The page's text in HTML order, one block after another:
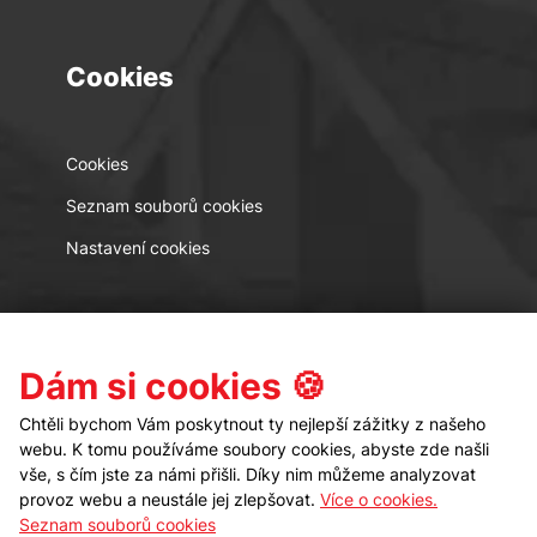
Cookies
Cookies
Seznam souborů cookies
Nastavení cookies
Kontakt Sledujte nás
Dám si cookies 🍪
Chtěli bychom Vám poskytnout ty nejlepší zážitky z našeho
webu. K tomu používáme soubory cookies, abyste zde našli
vše, s čím jste za námi přišli. Díky nim můžeme analyzovat
provoz webu a neustále jej zlepšovat. Více o cookies.
Seznam souborů cookies